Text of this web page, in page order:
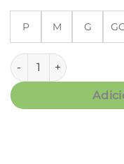
P M G
Conjunto Pijama